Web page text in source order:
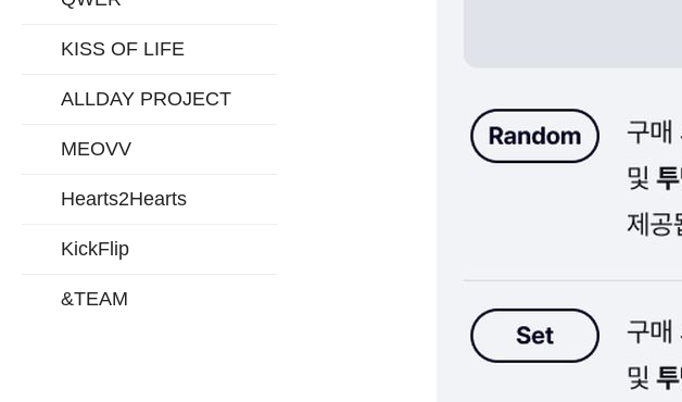
KISS OF LIFE
ALLDAY PROJECT
MEOVV
Hearts2Hearts
KickFlip
&TEAM